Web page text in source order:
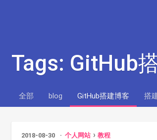
Tags: GitHub
全部 blog GitHub搭建博客 搭
2018-08-30 个人网站 教程